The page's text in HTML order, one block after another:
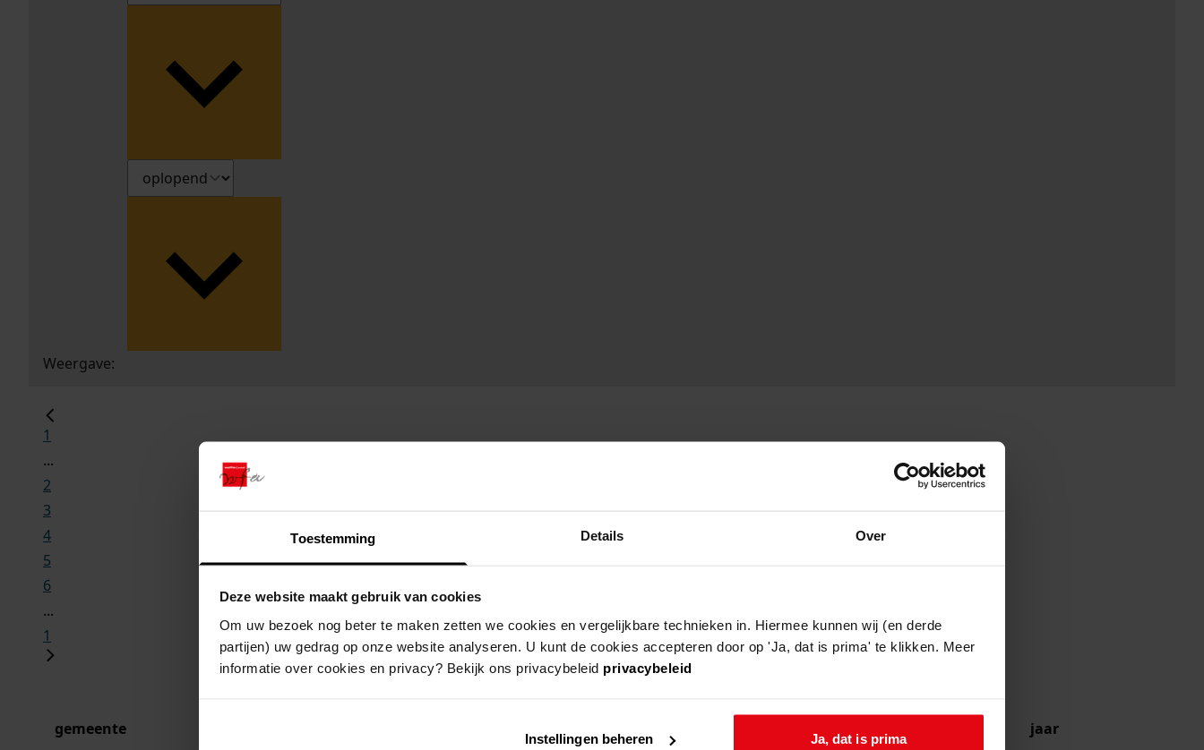
Toestemming Details Over
Deze website maakt gebruik van cookies
Om uw bezoek nog beter te maken zetten we cookies en vergelijkbare technieken in. Hiermee kunnen wij (en derde
partijen) uw gedrag op onze website analyseren. U kunt de cookies accepteren door op 'Ja, dat is prima' te klikken. Meer
informatie over cookies en privacy? Bekijk ons privacybeleid privacybeleid
Instellingen beheren Ja, dat is prima
Weergave:
1
...
2
3
4
5
6
...
1
gemeente jaar